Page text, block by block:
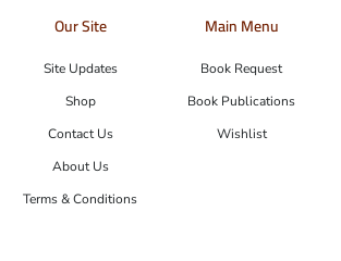
Our Site
Site Updates
Shop
Contact Us
About Us
Terms & Conditions
Main Menu
Book Request
Book Publications
Wishlist